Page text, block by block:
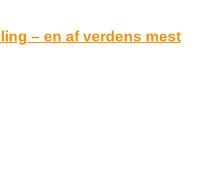
– en af verdens mest